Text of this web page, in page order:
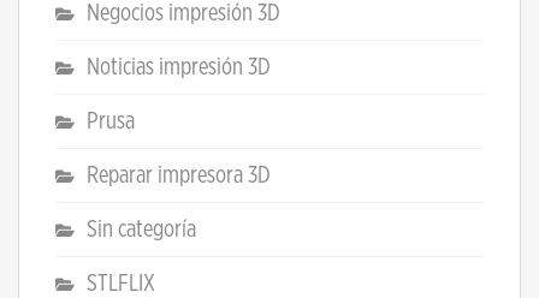
Negocios impresión 3D
Noticias impresión 3D
Prusa
Reparar impresora 3D
Sin categoría
STLFLIX